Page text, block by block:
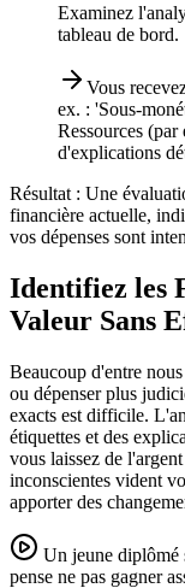
Examinez
tableau de bord.
Vous
ex. : 'Sous-
Ressources
d'explications
Résultat : Une
financière actuelle,
vos dépenses sont
Identifiez les
Valeur Sans
Beaucoup d'entre
ou dépenser plus
exacts est difficile.
étiquettes et des
vous laissez de
inconscientes vident
apporter des
Un jeune diplômé
pense ne pas gagner